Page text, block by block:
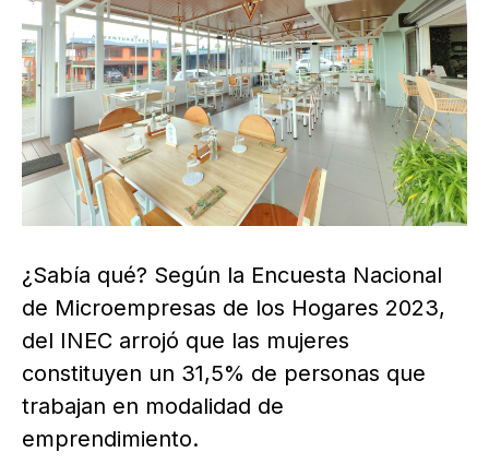
¿Sabía qué? Según la Encuesta Nacional
de Microempresas de los Hogares 2023,
del INEC arrojó que las mujeres
constituyen un 31,5% de personas que
trabajan en modalidad de
emprendimiento.